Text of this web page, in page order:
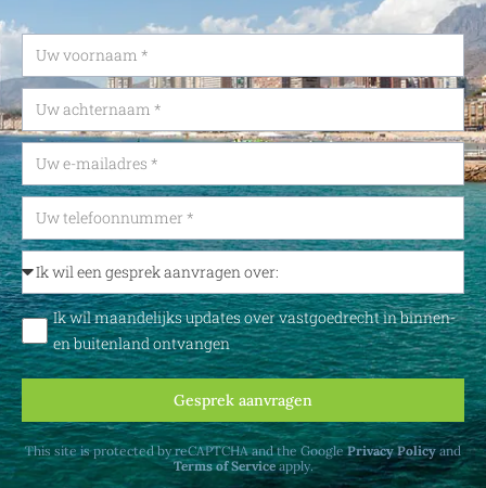
Ik wil maandelijks updates over vastgoedrecht in binnen-
en buitenland ontvangen
Gesprek aanvragen
This site is protected by reCAPTCHA and the GooglePrivacy Policyand
Terms of Serviceapply.